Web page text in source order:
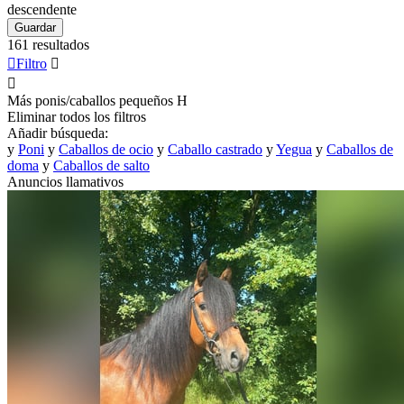
descendente
Guardar
161 resultados
Filtro 

Más ponis/caballos pequeños H
Eliminar todos los filtros
Añadir búsqueda:
y Poni y Caballos de ocio y Caballo castrado yYegua y Caballos de
doma y Caballos de salto
Anuncios llamativos